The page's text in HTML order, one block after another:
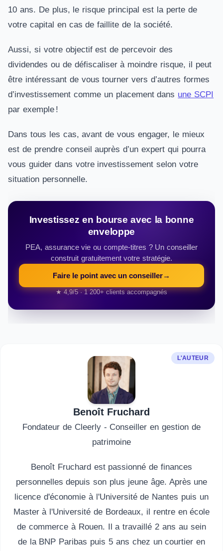
10 ans. De plus, le risque principal est la perte de
votre capital en cas de faillite de la société.
Aussi, si votre objectif est de percevoir des
dividendes ou de défiscaliser à moindre risque, il peut
être intéressant de vous tourner vers d’autres formes
d’investissement comme un placement dans une SCPI
par exemple !
Dans tous les cas, avant de vous engager, le mieux
est de prendre conseil auprès d’un expert qui pourra
vous guider dans votre investissement selon votre
situation personnelle.
Investissez en bourse avec la bonne
enveloppe
PEA, assurance vie ou compte-titres ? Un conseiller
construit gratuitement votre stratégie.
Faire le point avec un conseiller→
★ 4,9/5 · 1 200+ clients accompagnés
L'AUTEUR
Benoît Fruchard
Fondateur de Cleerly - Conseiller en gestion de
patrimoine
Benoît Fruchard est passionné de finances
personnelles depuis son plus jeune âge. Après une
licence d'économie à l'Université de Nantes puis un
Master à l'Université de Bordeaux, il rentre en école
de commerce à Rouen. Il a travaillé 2 ans au sein
de la BNP Paribas puis 5 ans chez un courtier en